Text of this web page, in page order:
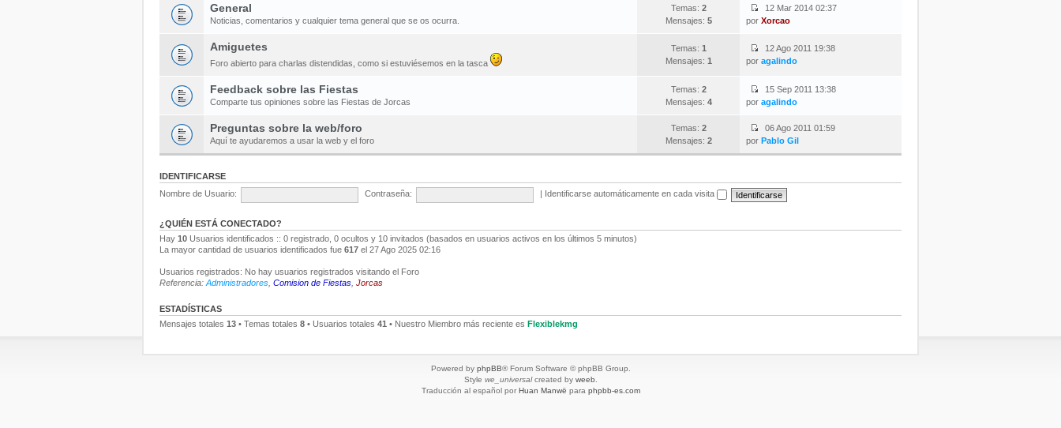
General
Noticias, comentarios y cualquier tema general que se os ocurra.
Temas: 2
Mensajes: 5
12 Mar 2014 02:37
por Xorcao
Amiguetes
Foro abierto para charlas distendidas, como si estuviésemos en la tasca
Temas: 1
Mensajes: 1
12 Ago 2011 19:38
por agalindo
Feedback sobre las Fiestas
Comparte tus opiniones sobre las Fiestas de Jorcas
Temas: 2
Mensajes: 4
15 Sep 2011 13:38
por agalindo
Preguntas sobre la web/foro
Aquí te ayudaremos a usar la web y el foro
Temas: 2
Mensajes: 2
06 Ago 2011 01:59
por Pablo Gil
IDENTIFICARSE
Nombre de Usuario:
Contraseña: Identificarse automáticamente en cada visita
¿QUIÉN ESTÁ CONECTADO?
Hay 10 Usuarios identificados :: 0 registrado, 0 ocultos y 10 invitados (basados en usuarios activos en los últimos 5 minutos)
La mayor cantidad de usuarios identificados fue 617 el 27 Ago 2025 02:16
Usuarios registrados: No hay usuarios registrados visitando el Foro
Referencia: Administradores Comision de Fiestas Jorcas
ESTADÍSTICAS
Mensajes totales 13 • Temas totales 8 • Usuarios totales 41 • Nuestro Miembro más reciente es Flexiblekmg
Powered by phpBB® Forum Software © phpBB Group.
Style we_universalcreated by weeb
Traducción al español por Huan Manwë para phpbb-es.com